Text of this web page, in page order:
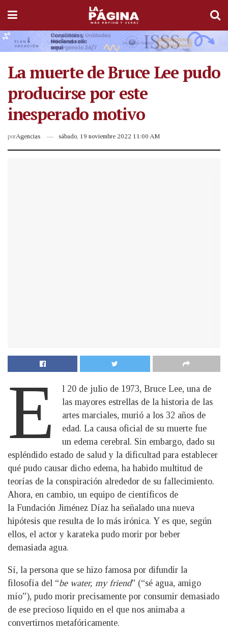
La muerte de Bruce Lee pudo
producirse por este
inesperado motivo
porAgencias sábado, 19 noviembre 2022 11:00 AM
E
l 20 de julio de 1973, Bruce Lee, una de
las mayores estrellas de la historia de las
artes marciales, murió a los 32 años de
edad. La causa oficial de su muerte fue
un edema cerebral. Sin embargo, dado su
espléndido estado de salud y la dificultad para establecer
qué pudo causar dicho edema, ha habido multitud de
teorías de la conspiración alrededor de su fallecimiento.
Ahora, en cambio, un equipo de científicos de
la Fundación Jiménez Díaz ha señalado una nueva
hipótesis que resulta de lo más irónica. Y es que, según
ellos, el actor y karateka pudo morir por beber
demasiada agua.
Sí, la persona que se hizo famosa por difundir la
filosofía del “be water, my friend” (“sé agua, amigo
mío”), pudo morir precisamente por consumir demasiado
de ese precioso líquido en el que nos animaba a
convertirnos metafóricamente.